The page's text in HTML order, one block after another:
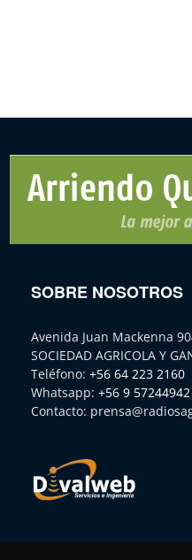
SOBRE NOSOTROS
Avenida Juan Mackenna
SOCIEDAD AGRICOLA Y
Teléfono: +56 64 223 2160
Whatsapp: +56 9 57244942
Contacto: